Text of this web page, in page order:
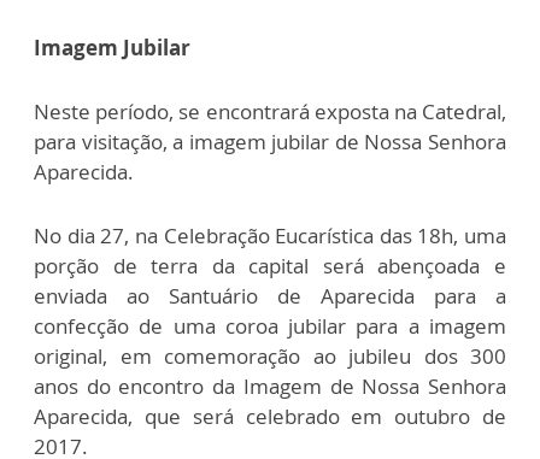
Imagem Jubilar
Neste período, se encontrará exposta na Catedral,
para visitação, a imagem jubilar de Nossa Senhora
Aparecida.
No dia 27, na Celebração Eucarística das 18h, uma
porção de terra da capital será abençoada e
enviada ao Santuário de Aparecida para a
confecção de uma coroa jubilar para a imagem
original, em comemoração ao jubileu dos 300
anos do encontro da Imagem de Nossa Senhora
Aparecida, que será celebrado em outubro de
2017.